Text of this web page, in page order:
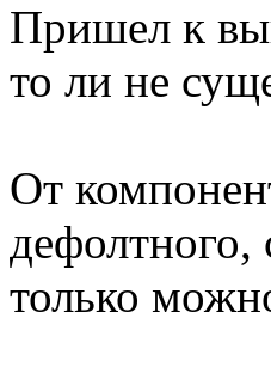
Пришел к
то ли не
От
дефолтного,
только